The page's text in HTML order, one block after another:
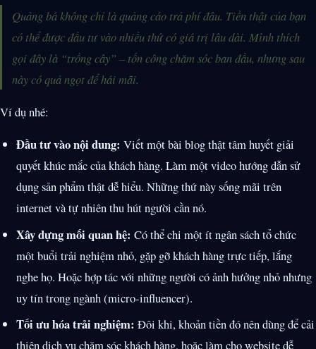
Quảng bá không chỉ là quảng cáo trả phí đâu. Tiền thật của bạn
có thể được đầu tư vào nhiều thứ có giá trị lâu dài. Mình thích
gọi đây là “trồng cây” – tốn công chăm sóc ban đầu, nhưng sau
này có quả ngọt để hái mãi.
Ví dụ nhé:
Đầu tư vào nội dung: Viết một bài blog thật tâm huyết giải
quyết khúc mắc của khách hàng. Làm một video hướng dẫn sử
dụng sản phẩm thật dễ hiểu. Những thứ này sống mãi trên
internet và tự nhiên thu hút người cần nó.
Xây dựng mối quan hệ: Có thể chi một ít ngân sách tổ chức
một buổi trải nghiệm nhỏ, gặp gỡ khách hàng trực tiếp, lắng
nghe họ. Hoặc hợp tác với những người có ảnh hưởng nhỏ nhưng
uy tín trong ngành (micro-influencer).
Tối ưu hóa trải nghiệm: Đôi khi, khoản tiền đó nên dùng để cải
thiện dịch vụ chăm sóc khách hàng, hoặc làm cho website dễ